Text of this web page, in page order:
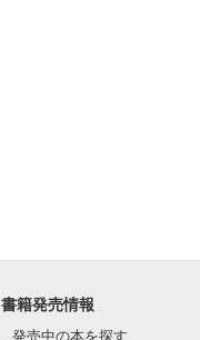
書籍発売情報
発売中の本を探す